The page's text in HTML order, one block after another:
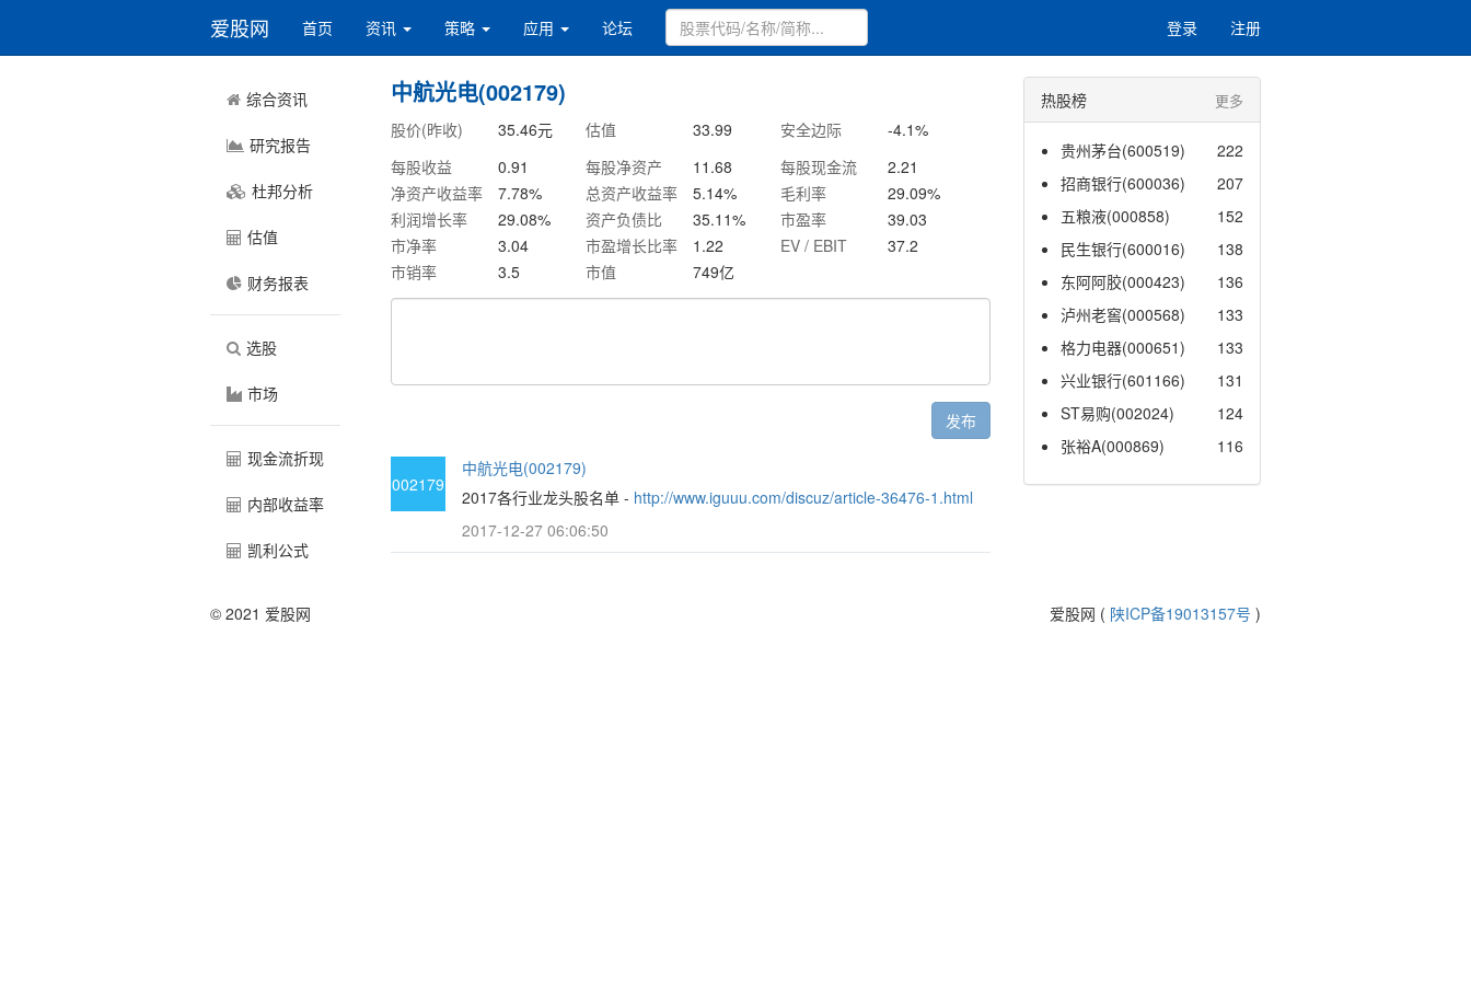
爱股网 首页 资讯 策略 应用 论坛 登录 注册
综合资讯
研究报告
杜邦分析
估值
财务报表
选股
市场
现金流折现
内部收益率
凯利公式
中航光电(002179)
股价(昨收) 35.46元 估值 33.99 安全边际 -4.1%
每股收益
0.91 每股净资产 11.68 每股现金流
2.21
净资产收益率
7.78% 总资产收益率 5.14% 毛利率 29.09%
利润增长率
29.08% 资产负债比 35.11% 市盈率
39.03
市净率
3.04 市盈增长比率 1.22 EV / EBIT
37.2
市销率
3.5 市值 749亿
发布
002179
中航光电(002179)
2017各行业龙头股名单 - http://www.iguuu.com/discuz/article-36476-1.html
2017-12-27 06:06:50
热股榜 更多
贵州茅台(600519)
222
招商银行(600036)
207
五粮液(000858)
152
民生银行(600016)
138
东阿阿胶(000423)
136
泸州老窖(000568)
133
格力电器(000651)
133
兴业银行(601166)
131
ST易购(002024)
124
张裕A(000869)
116
© 2021 爱股网 爱股网 ( 陕ICP备19013157号 )